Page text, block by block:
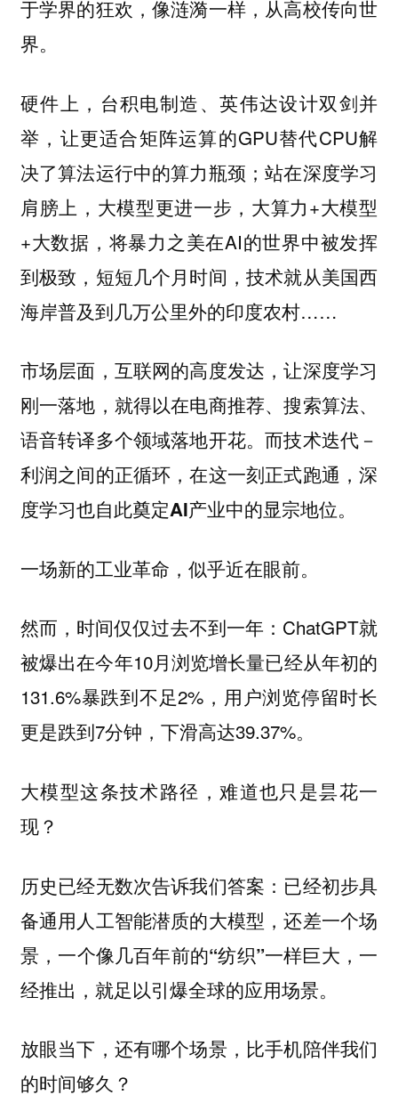
于学界的狂欢，像涟漪一样，从高校传向世
界。
硬件上，台积电制造、英伟达设计双剑并
举，让更适合矩阵运算的GPU替代CPU解
决了算法运行中的算力瓶颈；站在深度学习
肩膀上，大模型更进一步，大算力+大模型
+大数据，将暴力之美在AI的世界中被发挥
到极致，短短几个月时间，技术就从美国西
海岸普及到几万公里外的印度农村……
市场层面，互联网的高度发达，让深度学习
刚一落地，就得以在电商推荐、搜索算法、
语音转译多个领域落地开花。而技术迭代－
利润之间的正循环，在这一刻正式跑通，深
度学习也自此奠定AI产业中的显宗地位。
一场新的工业革命，似乎近在眼前。
然而，时间仅仅过去不到一年：ChatGPT就
被爆出在今年10月浏览增长量已经从年初的
131.6%暴跌到不足2%，用户浏览停留时长
更是跌到7分钟，下滑高达39.37%。
大模型这条技术路径，难道也只是昙花一
现？
历史已经无数次告诉我们答案：已经初步具
备通用人工智能潜质的大模型，还差一个场
景，一个像几百年前的“纺织”一样巨大，一
经推出，就足以引爆全球的应用场景。
放眼当下，还有哪个场景，比手机陪伴我们
的时间够久？